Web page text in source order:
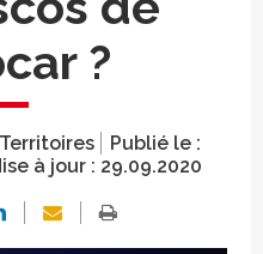
?
Territoires
Publié le :
à jour : 29.09.2020